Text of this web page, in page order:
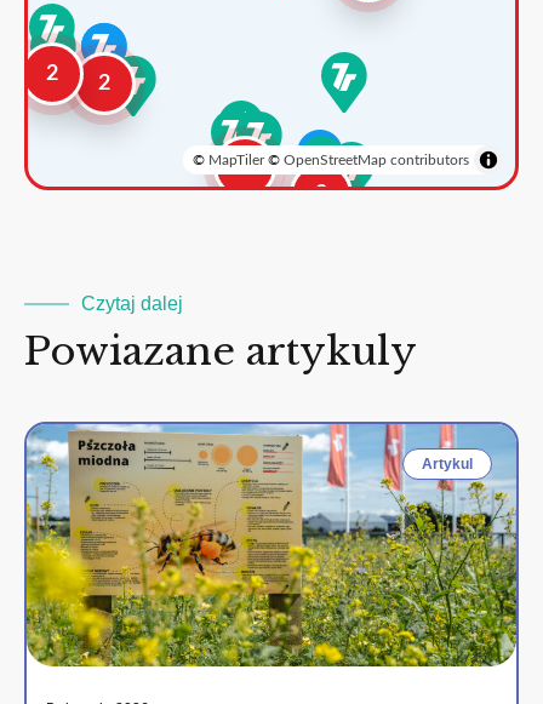
2
2
3
2
© MapTiler© OpenStreetMap contributors
Czytaj dalej
Powiazane artykuly
Artykul